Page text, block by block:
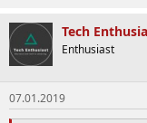
Tech
Enthusiast
07.01.2019